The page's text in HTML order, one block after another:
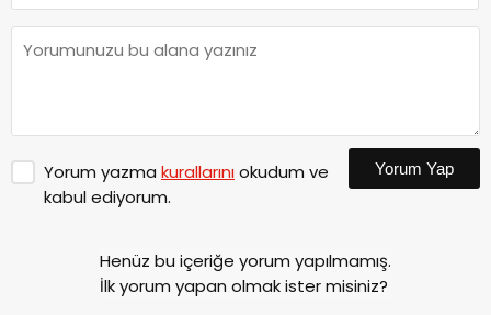
Yorum yazma kurallarınıokudum ve
kabul ediyorum.
Yorum Yap
Henüz bu içeriğe yorum yapılmamış.
İlk yorum yapan olmak ister misiniz?